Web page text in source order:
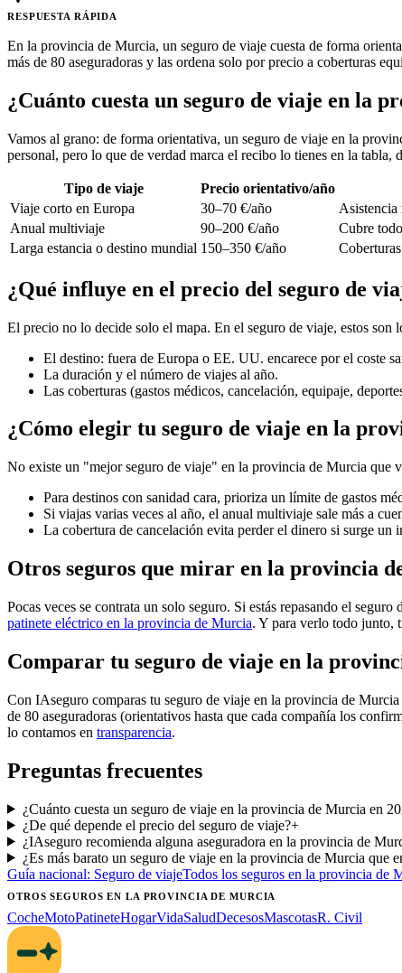
RESPUESTA RÁPIDA
En la provincia de Murcia, un seguro de viaje cuesta de forma
más de 80 aseguradoras y las ordena solo por precio a coberturas
¿Cuánto cuesta un seguro de viaje en la
Vamos al grano: de forma orientativa, un seguro de viaje en la
personal, pero lo que de verdad marca el recibo lo tienes en la
Tipo de viaje Precio orientativo/año
Viaje corto en Europa
30–70 €/año
Asistencia
Anual multiviaje
90–200 €/año
Cubre
Larga estancia o destino mundial 150–350 €/año
¿Qué influye en el precio del seguro de
El precio no lo decide solo el mapa. En el seguro de viaje, estos
El destino: fuera de Europa o EE. UU. encarece por el coste
La duración y el número de viajes al año.
Las coberturas (gastos médicos, cancelación, equipaje,
¿Cómo elegir tu seguro de viaje en la
No existe un "mejor seguro de viaje" en la provincia de Murcia que
Para destinos con sanidad cara, prioriza un límite de gastos
Si viajas varias veces al año, el anual multiviaje sale más a
La cobertura de cancelación evita perder el dinero si surge un
Otros seguros que mirar en la provincia
Pocas veces se contrata un solo seguro. Si estás repasando el
patinete eléctrico en la provincia de Murcia. Y para verlo todo junto,
Comparar tu seguro de viaje en la
Con IAseguro comparas tu seguro de viaje en la provincia de Murcia
de 80 aseguradoras (orientativos hasta que cada compañía los
lo contamos en transparencia.
Preguntas frecuentes
¿Cuánto cuesta un seguro de viaje en la provincia de Murcia en
¿De qué depende el precio del seguro de viaje?+
¿IAseguro recomienda alguna aseguradora en la provincia de
¿Es más barato un seguro de viaje en la provincia de Murcia que
Guía nacional: Seguro de viajeTodos los seguros en la provincia de
OTROS SEGUROSEN LA PROVINCIA DE MURCIA
CocheMotoPatineteHogarVidaSaludDecesosMascotasR. Civil